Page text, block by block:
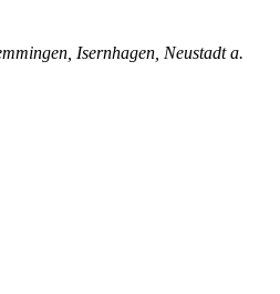
Isernhagen, Neustadt a.